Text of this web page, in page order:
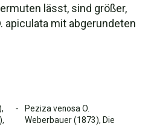
lässt, sind größer,
apiculata mit abgerundeten
Peziza venosa O.
Weberbauer (1873), Die